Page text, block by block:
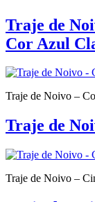
Traje de
Cor Azul
Traje de Noivo –
Traje de
Traje de Noivo –